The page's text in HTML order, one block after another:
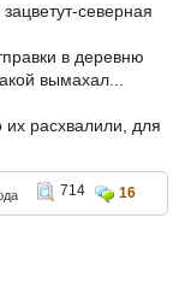
северная
в деревню
вымахал...
их расхвалили, для
714 16